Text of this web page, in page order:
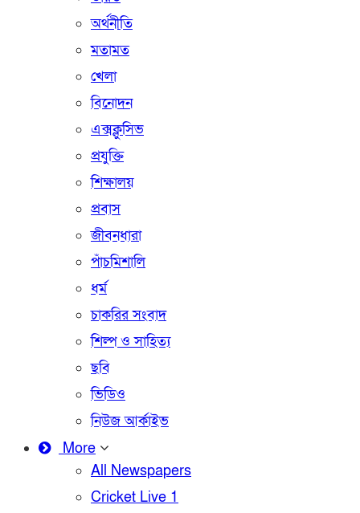
অর্থনীতি
মতামত
খেলা
বিনোদন
এক্সক্লুসিভ
প্রযুক্তি
শিক্ষালয়
প্রবাস
জীবনধারা
পাঁচমিশালি
ধর্ম
চাকরির সংবাদ
শিল্প ও সাহিত্য
ছবি
ভিডিও
নিউজ আর্কাইভ
More
All Newspapers
Cricket Live 1